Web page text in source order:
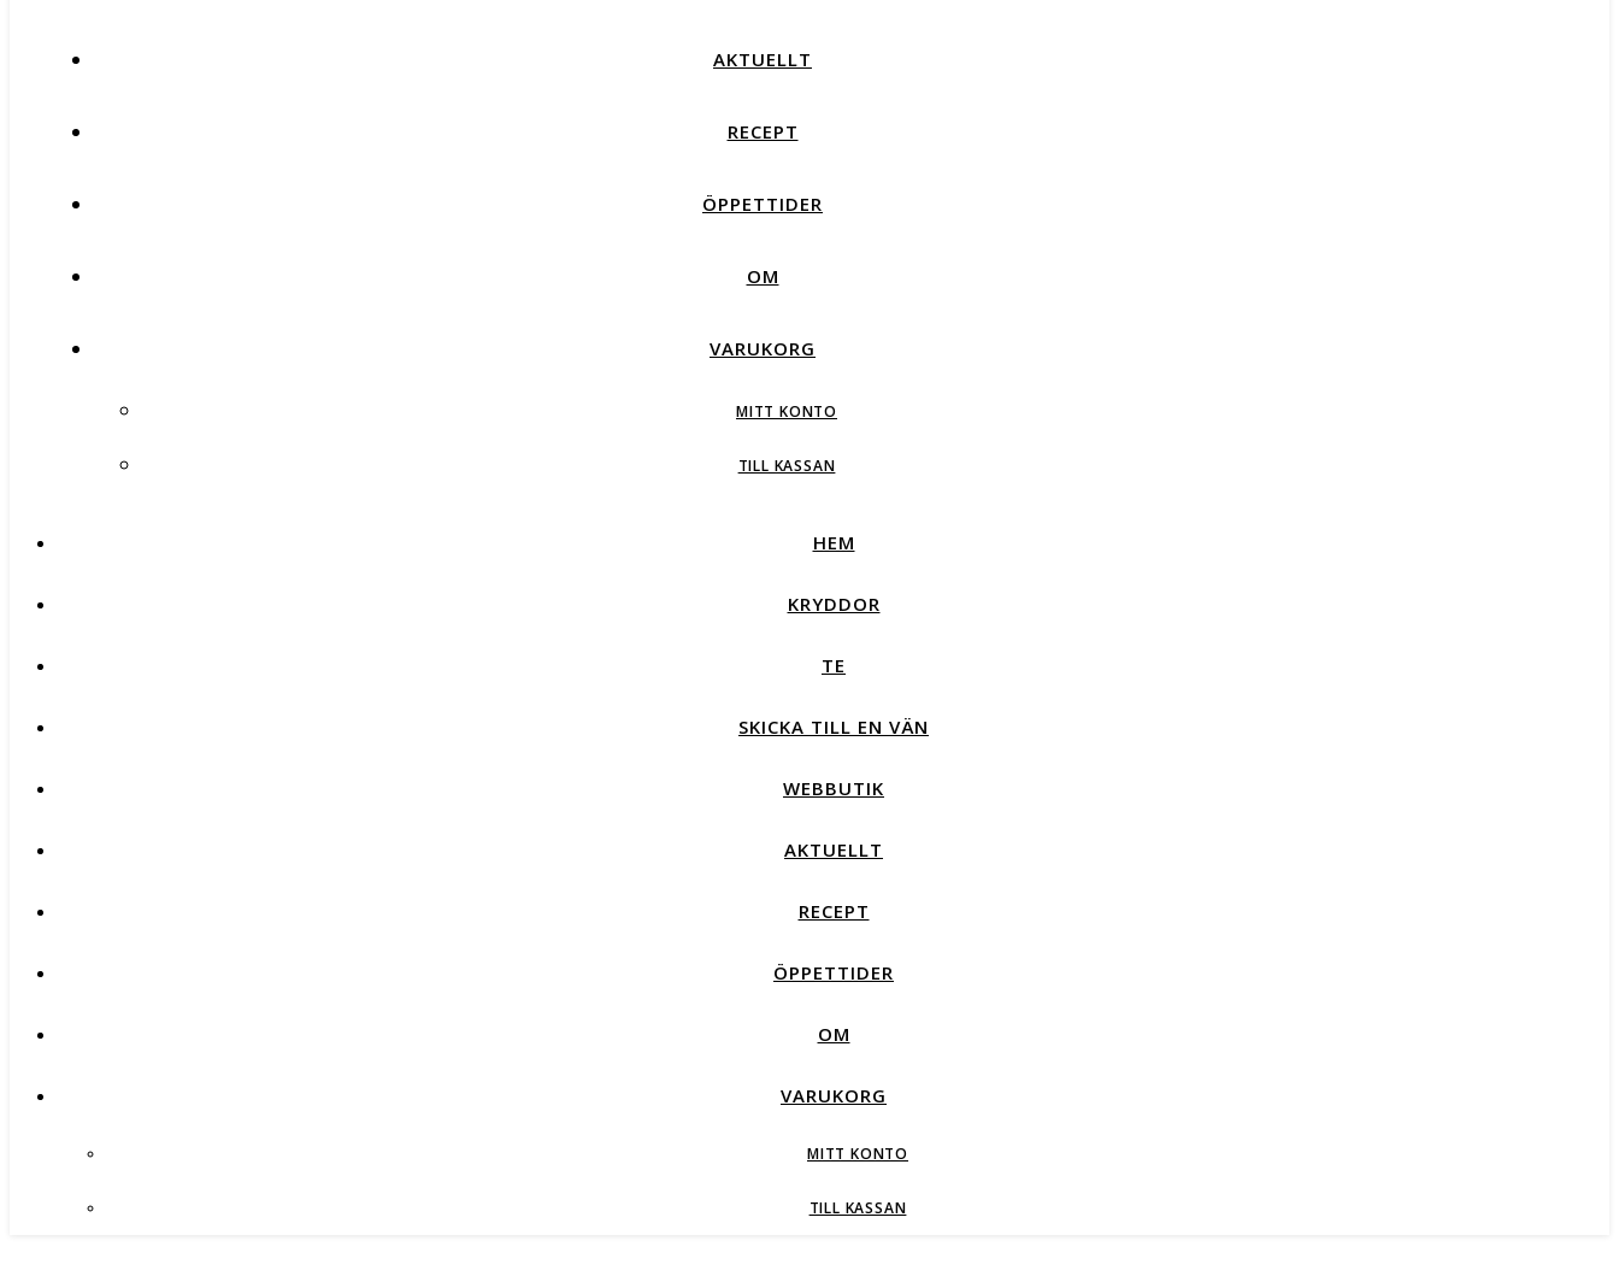
AKTUELLT
RECEPT
ÖPPETTIDER
OM
VARUKORG
MITT KONTO
TILL KASSAN
HEM
KRYDDOR
TE
SKICKA TILL EN VÄN
WEBBUTIK
AKTUELLT
RECEPT
ÖPPETTIDER
OM
VARUKORG
MITT KONTO
TILL KASSAN